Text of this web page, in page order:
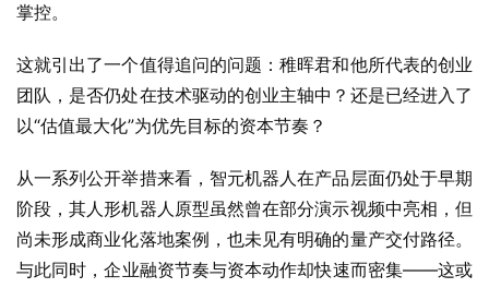
掌控。
这就引出了一个值得追问的问题：稚晖君和他所代表的创业
团队，是否仍处在技术驱动的创业主轴中？还是已经进入了
以“估值最大化”为优先目标的资本节奏？
从一系列公开举措来看，智元机器人在产品层面仍处于早期
阶段，其人形机器人原型虽然曾在部分演示视频中亮相，但
尚未形成商业化落地案例，也未见有明确的量产交付路径。
与此同时，企业融资节奏与资本动作却快速而密集——这或